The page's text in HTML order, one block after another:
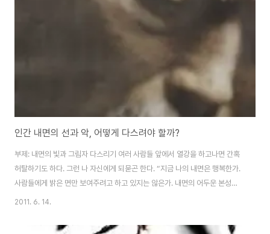
인간 내면의 선과 악, 어떻게 다스려야 할까?
부제: 내면의 빛과 그림자 다스리기 여러 사람들 앞에서 열강을 하고나면 간혹
허탈하기도 하다. 그런 나 자신에게 되묻곤 한다. “지금 나의 내면은 행복한가.
사람들에게 밝은 면만 보여주려고 하고 있지는 않은가. 내면의 어두운 본성을
억압해 불편함을 느끼고 있지는 않은가.” 인간 내면에는 빛과 그림자, 밝은 면
욕, 물욕, 분노, 폭력, 배설 욕구, 이기심 같은 내면의 욕구는 쉬이 사라지지 않
2011. 6. 14.